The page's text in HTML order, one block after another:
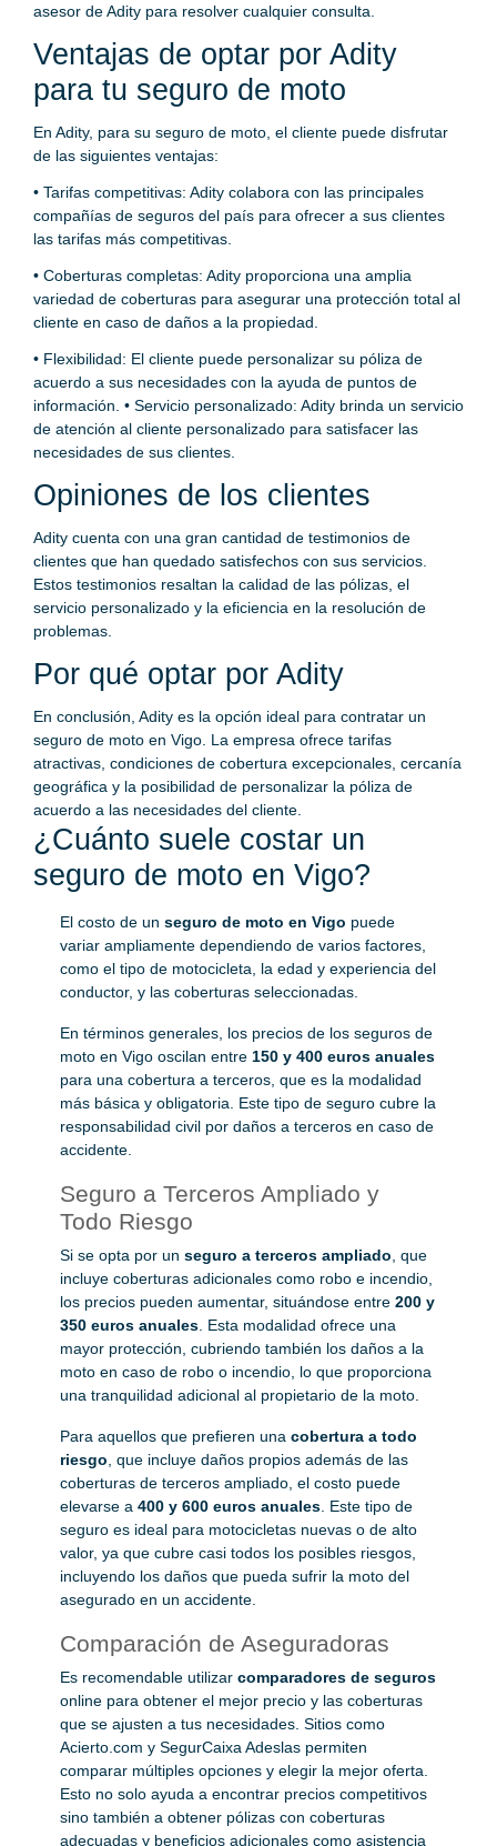
asesor de Adity para resolver cualquier consulta.
Ventajas de optar por Adity
para tu seguro de moto
En Adity, para su seguro de moto, el cliente puede disfrutar
de las siguientes ventajas:
• Tarifas competitivas: Adity colabora con las principales
compañías de seguros del país para ofrecer a sus clientes
las tarifas más competitivas.
• Coberturas completas: Adity proporciona una amplia
variedad de coberturas para asegurar una protección total al
cliente en caso de daños a la propiedad.
• Flexibilidad: El cliente puede personalizar su póliza de
acuerdo a sus necesidades con la ayuda de puntos de
información. • Servicio personalizado: Adity brinda un servicio
de atención al cliente personalizado para satisfacer las
necesidades de sus clientes.
Opiniones de los clientes
Adity cuenta con una gran cantidad de testimonios de
clientes que han quedado satisfechos con sus servicios.
Estos testimonios resaltan la calidad de las pólizas, el
servicio personalizado y la eficiencia en la resolución de
problemas.
Por qué optar por Adity
En conclusión, Adity es la opción ideal para contratar un
seguro de moto en Vigo. La empresa ofrece tarifas
atractivas, condiciones de cobertura excepcionales, cercanía
geográfica y la posibilidad de personalizar la póliza de
acuerdo a las necesidades del cliente.
¿Cuánto suele costar un
seguro de moto en Vigo?
El costo de un seguro de moto en Vigo puede
variar ampliamente dependiendo de varios factores,
como el tipo de motocicleta, la edad y experiencia del
conductor, y las coberturas seleccionadas.
En términos generales, los precios de los seguros de
moto en Vigo oscilan entre 150 y 400 euros anuales
para una cobertura a terceros, que es la modalidad
más básica y obligatoria. Este tipo de seguro cubre la
responsabilidad civil por daños a terceros en caso de
accidente.
Seguro a Terceros Ampliado y
Todo Riesgo
Si se opta por un seguro a terceros ampliado , que
incluye coberturas adicionales como robo e incendio,
los precios pueden aumentar, situándose entre 200 y
350 euros anuales . Esta modalidad ofrece una
mayor protección, cubriendo también los daños a la
moto en caso de robo o incendio, lo que proporciona
una tranquilidad adicional al propietario de la moto.
Para aquellos que prefieren una cobertura a todo
riesgo , que incluye daños propios además de las
coberturas de terceros ampliado, el costo puede
elevarse a 400 y 600 euros anuales . Este tipo de
seguro es ideal para motocicletas nuevas o de alto
valor, ya que cubre casi todos los posibles riesgos,
incluyendo los daños que pueda sufrir la moto del
asegurado en un accidente.
Comparación de Aseguradoras
Es recomendable utilizar comparadores de seguros
online para obtener el mejor precio y las coberturas
que se ajusten a tus necesidades. Sitios como
Acierto.com y SegurCaixa Adeslas permiten
comparar múltiples opciones y elegir la mejor oferta.
Esto no solo ayuda a encontrar precios competitivos
sino también a obtener pólizas con coberturas
adecuadas y beneficios adicionales como asistencia